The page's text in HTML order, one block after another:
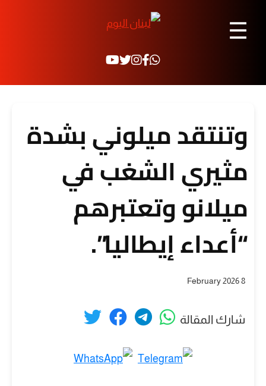
☰
وتنتقد ميلوني بشدة
مثيري الشغب في
ميلانو وتعتبرهم
“أعداء إيطاليا”.
8 February 2026
شارك المقالة